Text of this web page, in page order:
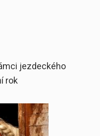
jezdeckého
rok